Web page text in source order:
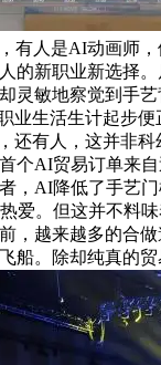
有人是AI动画师
的新职业新选择
灵敏地察觉到手
业生活生计起步
还有人，这并非
个AI贸易订单来
，AI降低了手艺
爱。但这并不料
，越来越多的合
船。除却纯真的